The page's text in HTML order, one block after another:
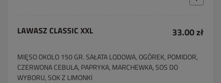
LAWASZ CLASSIC XXL 33.00 zł
MIĘSO OKOLO 150 GR. SAŁATA LODOWA, OGÓREK, POMIDOR,
CZERWONA CEBULA, PAPRYKA, MARCHEWKA, SOS DO
WYBORU, SOK Z LIMONKI